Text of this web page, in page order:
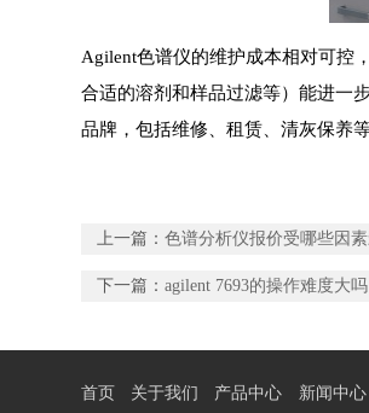
Agilent色谱仪的维护成本相对可控
合适的溶剂和样品过滤等）能进一
品牌，包括维修、租赁、清灰保养
上一篇：色谱分析仪报价受哪些因素
下一篇：agilent 7693的操作难度大吗
首页 关于我们 产品中心 新闻中心